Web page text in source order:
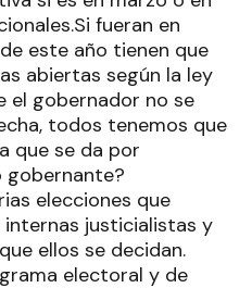
fueran en
este año tienen que
abiertas según la ley
el gobernador no se
todos tenemos que
que se da por
gobernante?
elecciones que
justicialistas y
ellos se decidan.
electoral y de